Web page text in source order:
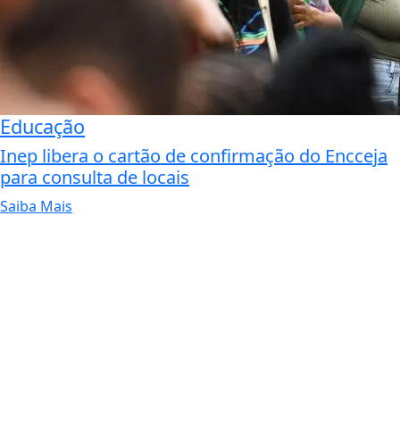
Educação
Inep libera o cartão de confirmação do Encceja
para consulta de locais
Saiba Mais